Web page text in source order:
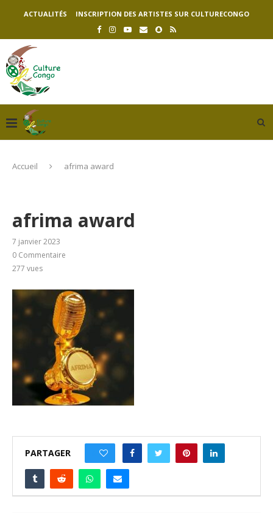
ACTUALITÉS INSCRIPTION DES ARTISTES SUR CULTURECONGO
Accueil afrima award
afrima award
7 janvier 2023
0 Commentaire
277 vues
PARTAGER